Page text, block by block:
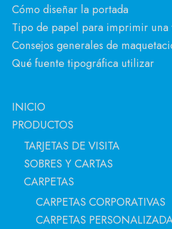
Cómo diseñar la portada
Tipo de papel para imprimir una
Consejos generales de
Qué fuente tipográfica utilizar
INICIO
PRODUCTOS
TARJETAS DE VISITA
SOBRES Y CARTAS
CARPETAS
CARPETAS CORPORATIVAS
CARPETAS